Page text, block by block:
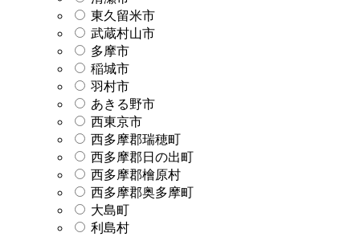
東久留米市
武蔵村山市
多摩市
稲城市
羽村市
あきる野市
西東京市
西多摩郡瑞穂町
西多摩郡日の出町
西多摩郡檜原村
西多摩郡奥多摩町
大島町
利島村